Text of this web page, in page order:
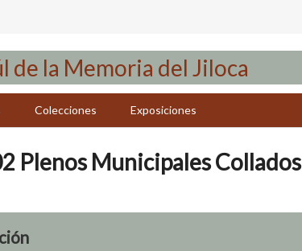
Colecciones Exposiciones
Plenos Municipales Collados